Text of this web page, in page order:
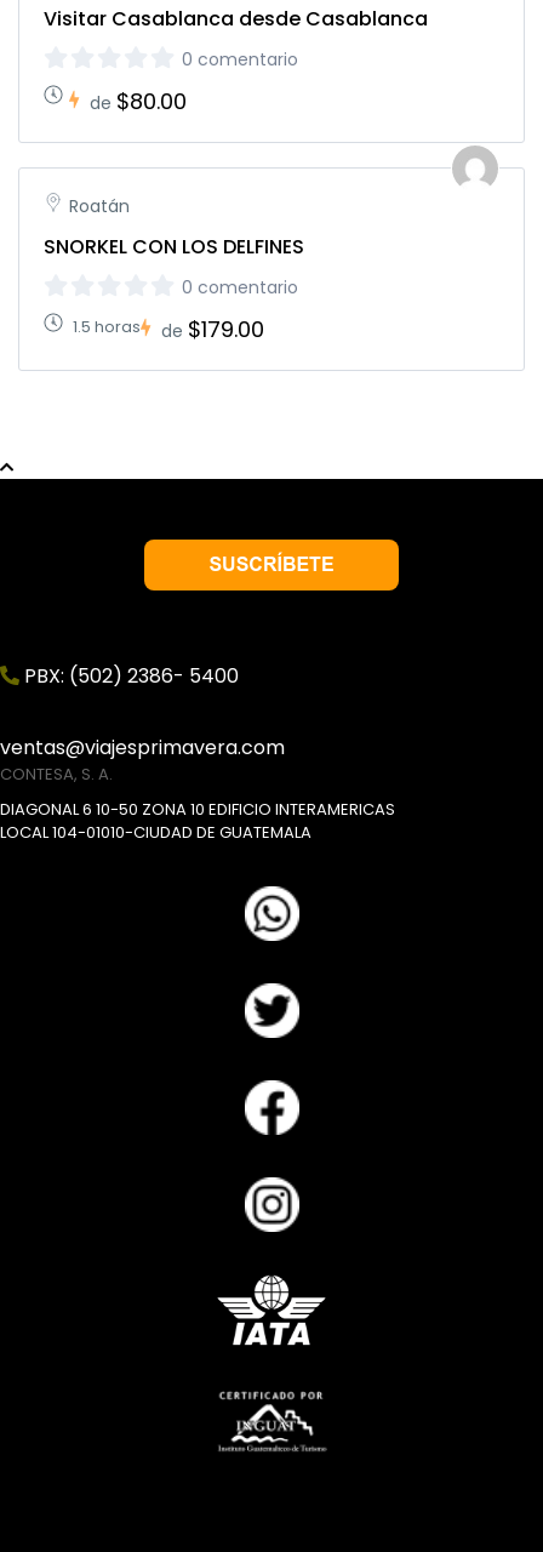
Visitar Casablanca desde Casablanca
0 comentario
de $80.00
Roatán
SNORKEL CON LOS DELFINES
0 comentario
1.5 horas de $179.00
PBX: (502) 2386- 5400
ventas@viajesprimavera.com
CONTESA, S. A.
DIAGONAL 6 10-50 ZONA 10 EDIFICIO INTERAMERICAS
LOCAL 104-01010-CIUDAD DE GUATEMALA